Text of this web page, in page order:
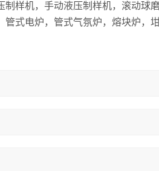
样机，手动液压制样机，滚动球
式电炉，管式气氛炉，熔块炉，